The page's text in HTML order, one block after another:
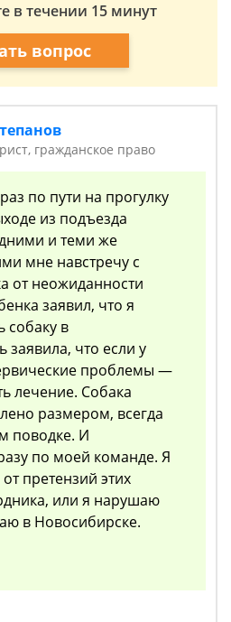
в течении 15 минут
вопрос
гражданское право
по пути на прогулку
из подъезда
и теми же
мне навстречу с
от неожиданности
заявил, что я
собаку в
что если у
проблемы —
лечение. Собака
размером, всегда
поводке. И
по моей команде. Я
претензий этих
или я нарушаю
в Новосибирске.